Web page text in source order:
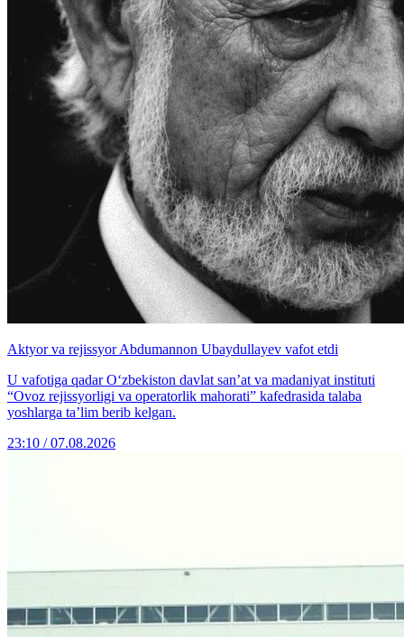
Aktyor va rejissyor Abdumannon Ubaydullayev vafot etdi
U vafotiga qadar O‘zbekiston davlat san’at va madaniyat instituti
“Ovoz rejissyorligi va operatorlik mahorati” kafedrasida talaba
yoshlarga ta’lim berib kelgan.
23:10 / 07.08.2026